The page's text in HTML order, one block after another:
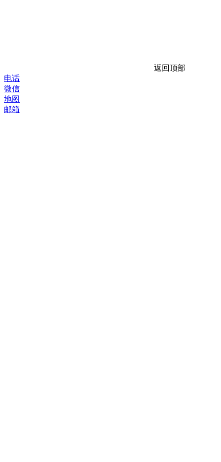
返回顶部
电话
微信
地图
邮箱